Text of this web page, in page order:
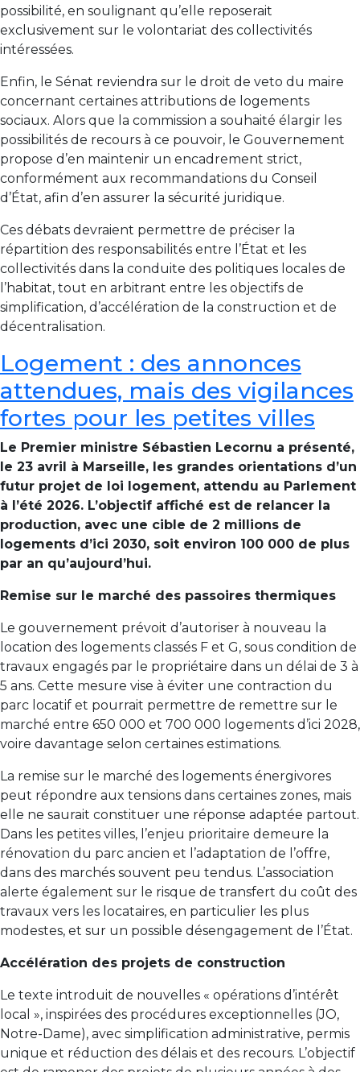
possibilité, en soulignant qu’elle reposerait
exclusivement sur le volontariat des collectivités
intéressées.
Enfin, le Sénat reviendra sur le droit de veto du maire
concernant certaines attributions de logements
sociaux. Alors que la commission a souhaité élargir les
possibilités de recours à ce pouvoir, le Gouvernement
propose d’en maintenir un encadrement strict,
conformément aux recommandations du Conseil
d’État, afin d’en assurer la sécurité juridique.
Ces débats devraient permettre de préciser la
répartition des responsabilités entre l’État et les
collectivités dans la conduite des politiques locales de
l’habitat, tout en arbitrant entre les objectifs de
simplification, d’accélération de la construction et de
décentralisation.
Logement : des annonces
attendues, mais des vigilances
fortes pour les petites villes
Le Premier ministre Sébastien Lecornu a présenté,
le 23 avril à Marseille, les grandes orientations d’un
futur projet de loi logement, attendu au Parlement
à l’été 2026. L’objectif affiché est de relancer la
production, avec une cible de 2 millions de
logements d’ici 2030, soit environ 100 000 de plus
par an qu’aujourd’hui.
Remise sur le marché des passoires thermiques
Le gouvernement prévoit d’autoriser à nouveau la
location des logements classés F et G, sous condition de
travaux engagés par le propriétaire dans un délai de 3 à
5 ans. Cette mesure vise à éviter une contraction du
parc locatif et pourrait permettre de remettre sur le
marché entre 650 000 et 700 000 logements d’ici 2028,
voire davantage selon certaines estimations.
La remise sur le marché des logements énergivores
peut répondre aux tensions dans certaines zones, mais
elle ne saurait constituer une réponse adaptée partout.
Dans les petites villes, l’enjeu prioritaire demeure la
rénovation du parc ancien et l’adaptation de l’offre,
dans des marchés souvent peu tendus. L’association
alerte également sur le risque de transfert du coût des
travaux vers les locataires, en particulier les plus
modestes, et sur un possible désengagement de l’État.
Accélération des projets de construction
Le texte introduit de nouvelles « opérations d’intérêt
local », inspirées des procédures exceptionnelles (JO,
Notre-Dame), avec simplification administrative, permis
unique et réduction des délais et des recours. L’objectif